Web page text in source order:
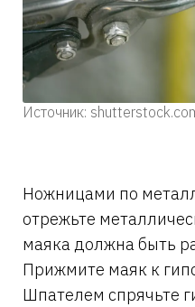
Ножницами по
отрежьте
маяка должна быть
Прижмите маяк к
Шпателем спрячьте
Источник: